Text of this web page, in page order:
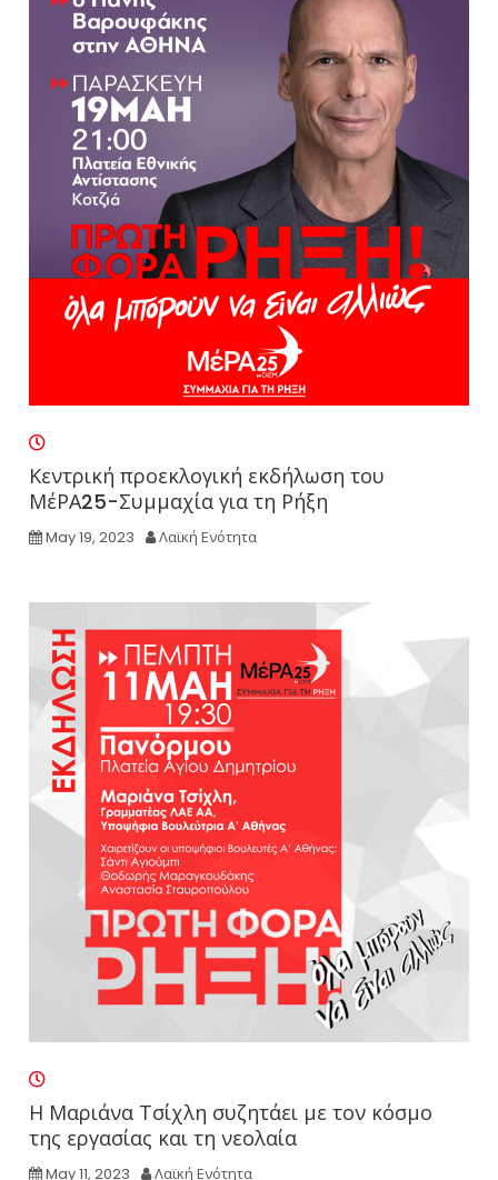
Κεντρική προεκλογική εκδήλωση του
ΜέΡΑ25-Συμμαχία για τη Ρήξη
May 19, 2023 Λαϊκή Ενότητα
Η Μαριάνα Τσίχλη συζητάει με τον κόσμο
της εργασίας και τη νεολαία
May 11, 2023 Λαϊκή Ενότητα